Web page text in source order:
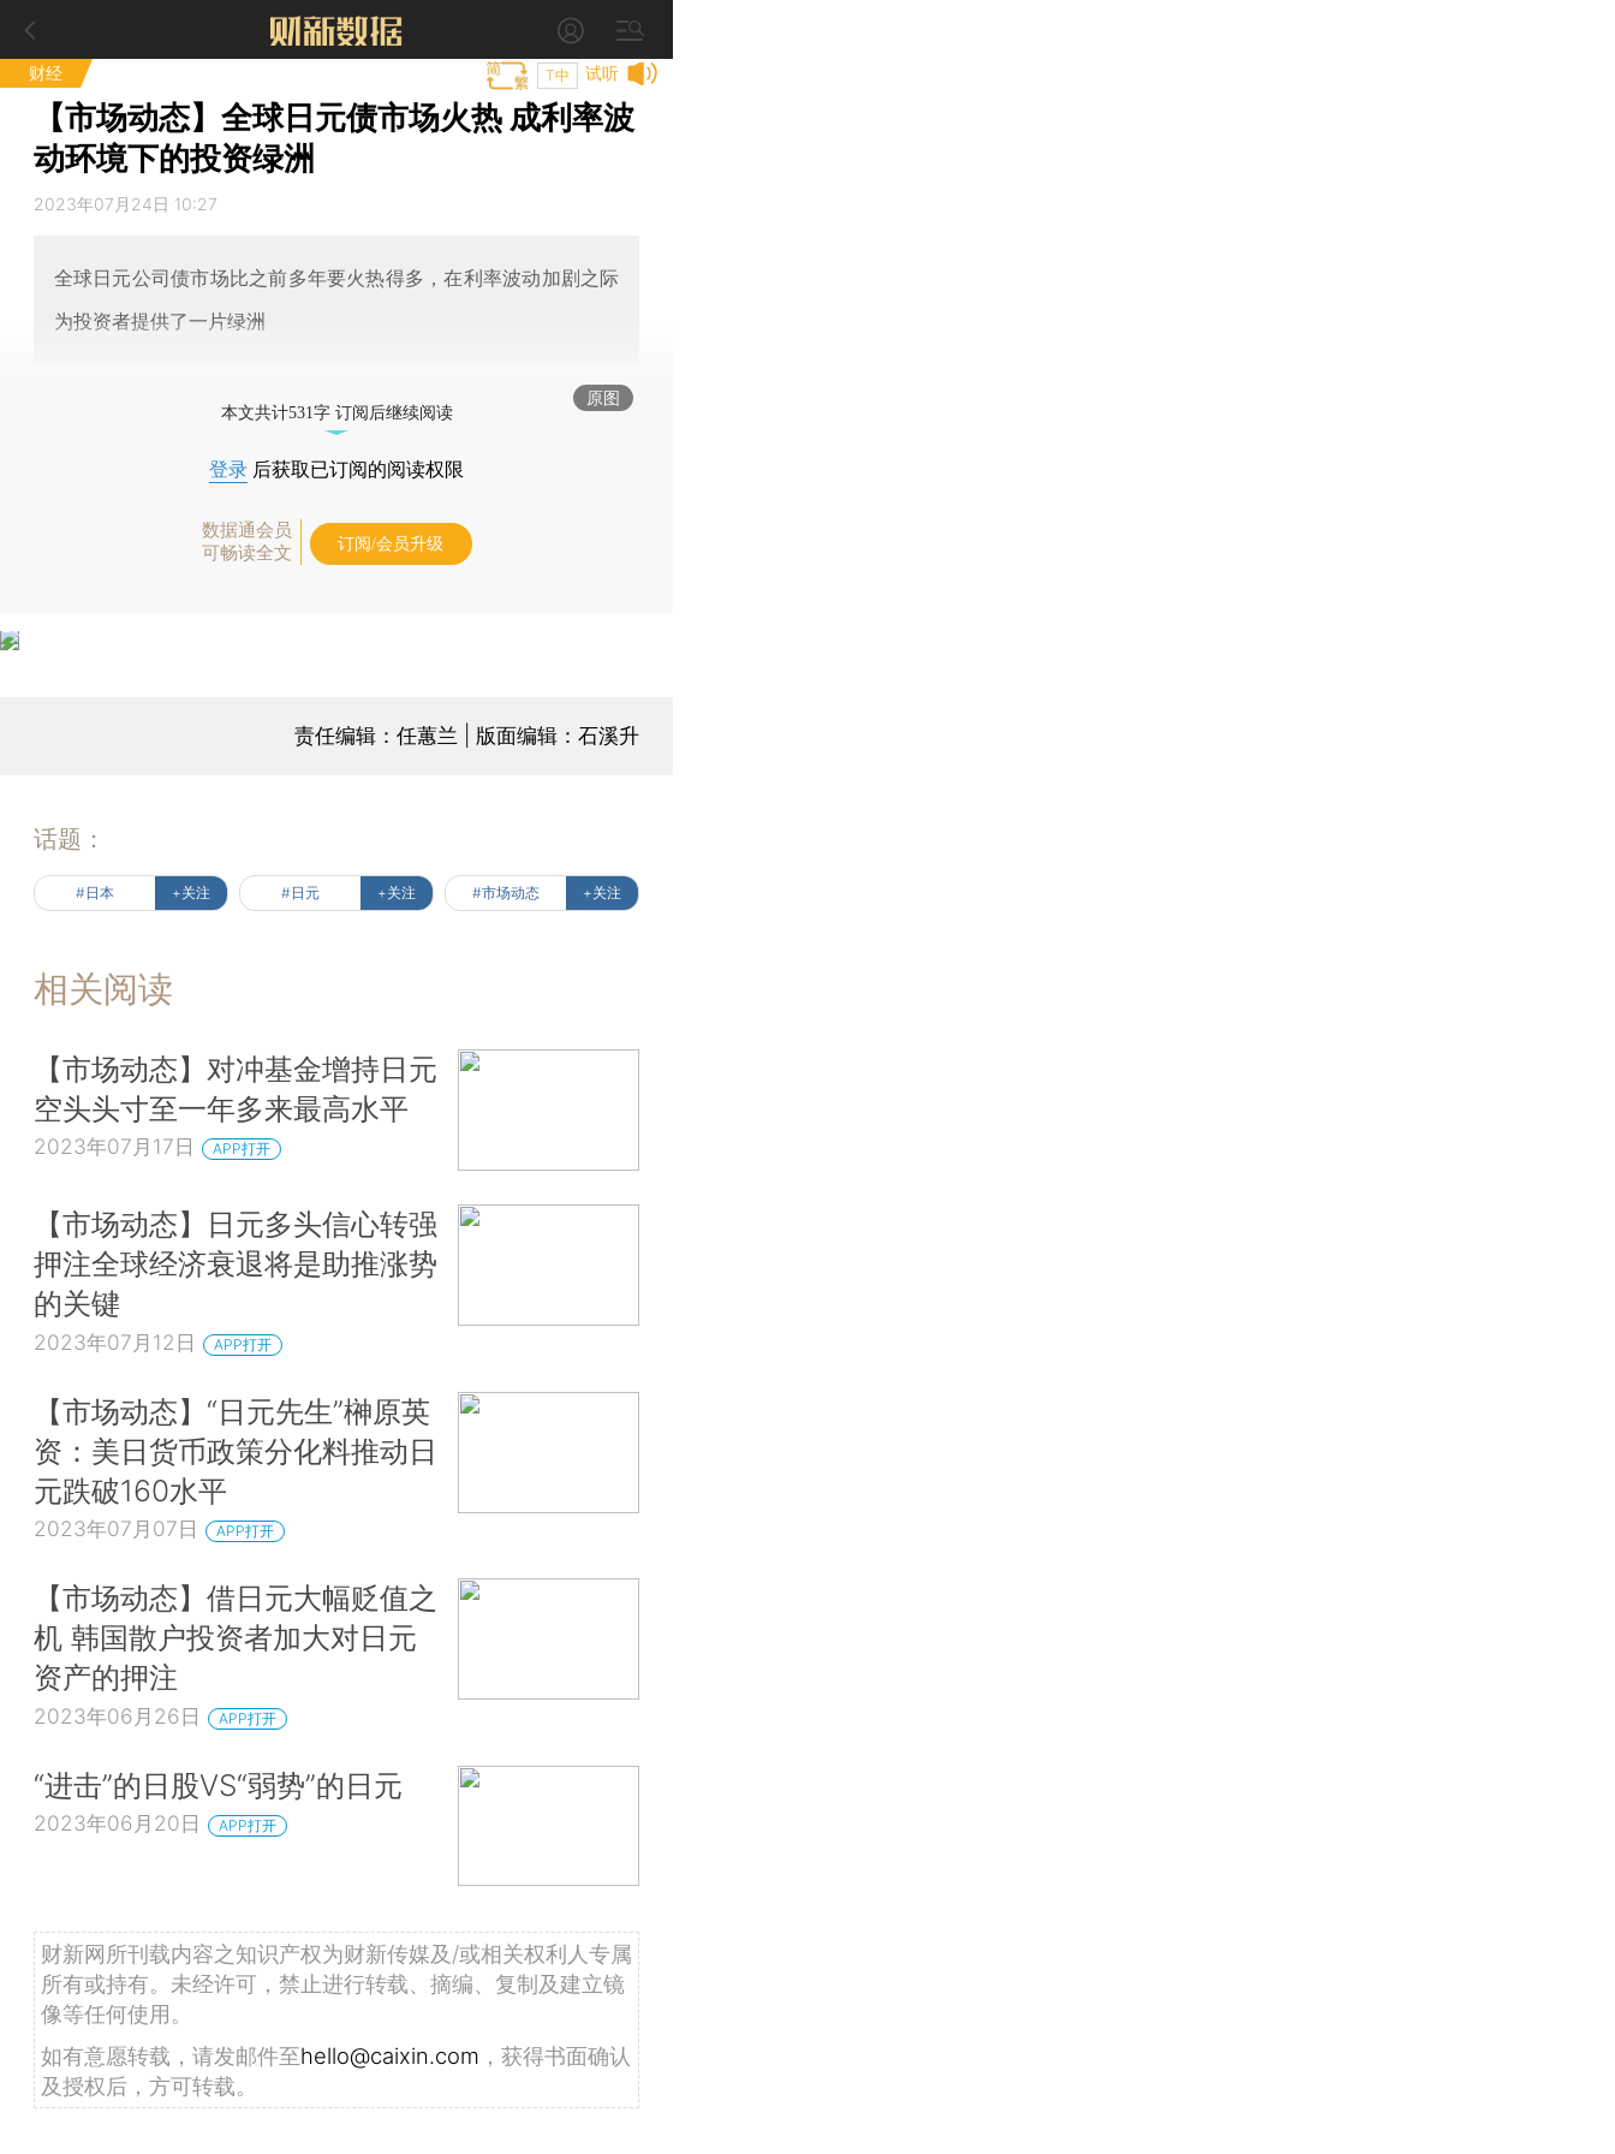
财经 试听
T中
【市场动态】全球日元债市场火热 成利率波
动环境下的投资绿洲
2023年07月24日 10:27
全球日元公司债市场比之前多年要火热得多，在利率波动加剧之际
为投资者提供了一片绿洲
原图
本文共计531字 订阅后继续阅读
登录 后获取已订阅的阅读权限
数据通会员
可畅读全文
订阅/会员升级
责任编辑：任蕙兰 | 版面编辑：石溪升
话题：
#日本 +关注 #日元 +关注 #市场动态 +关注
相关阅读
【市场动态】对冲基金增持日元
空头头寸至一年多来最高水平
2023年07月17日 APP打开
【市场动态】日元多头信心转强
押注全球经济衰退将是助推涨势
的关键
2023年07月12日 APP打开
【市场动态】“日元先生”榊原英
资：美日货币政策分化料推动日
元跌破160水平
2023年07月07日 APP打开
【市场动态】借日元大幅贬值之
机 韩国散户投资者加大对日元
资产的押注
2023年06月26日 APP打开
“进击”的日股VS“弱势”的日元
2023年06月20日 APP打开
财新网所刊载内容之知识产权为财新传媒及/或相关权利人专属
所有或持有。未经许可，禁止进行转载、摘编、复制及建立镜
像等任何使用。
如有意愿转载，请发邮件至hello@caixin.com ，获得书面确认
及授权后，方可转载。